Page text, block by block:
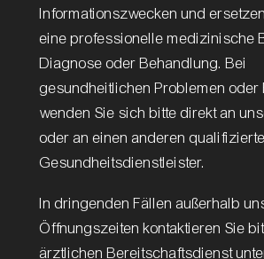
Informationszwecken und
eine professionelle medizinische
Diagnose oder Behandlung. Bei
gesundheitlichen Problemen oder
wenden Sie sich bitte direkt an
oder an einen anderen
Gesundheitsdienstleister.
In dringenden Fällen außerhalb
Öffnungszeiten kontaktieren Sie
ärztlichen Bereitschaftsdienst